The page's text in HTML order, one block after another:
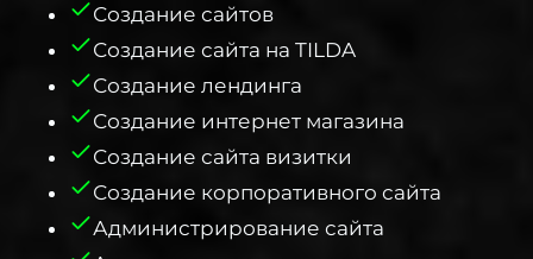
Создание сайтов
Создание сайта на TILDA
Создание лендинга
Создание интернет магазина
Создание сайта визитки
Создание корпоративного сайта
Администрирование сайта